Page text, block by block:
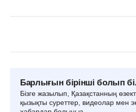
Барлығын бірінші болып
Бізге жазылып, Қазақстанның
қызықты суреттер, видеолар мен